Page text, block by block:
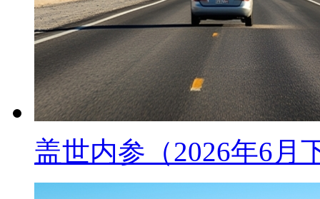
盖世内参（2026年6月